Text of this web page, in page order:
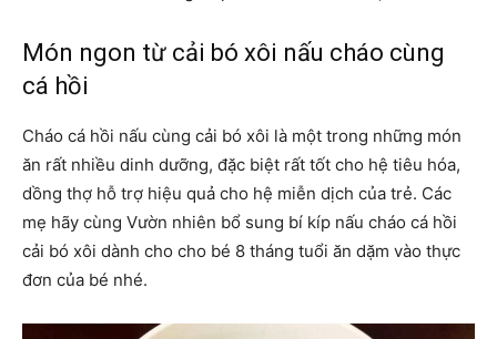
Món ngon từ cải bó xôi nấu cháo cùng
cá hồi
Cháo cá hồi nấu cùng cải bó xôi là một trong những món
ăn rất nhiều dinh dưỡng, đặc biệt rất tốt cho hệ tiêu hóa,
dồng thợ hỗ trợ hiệu quả cho hệ miễn dịch của trẻ. Các
mẹ hãy cùng Vườn nhiên bổ sung bí kíp nấu cháo cá hồi
cải bó xôi dành cho cho bé 8 tháng tuổi ăn dặm vào thực
đơn của bé nhé.